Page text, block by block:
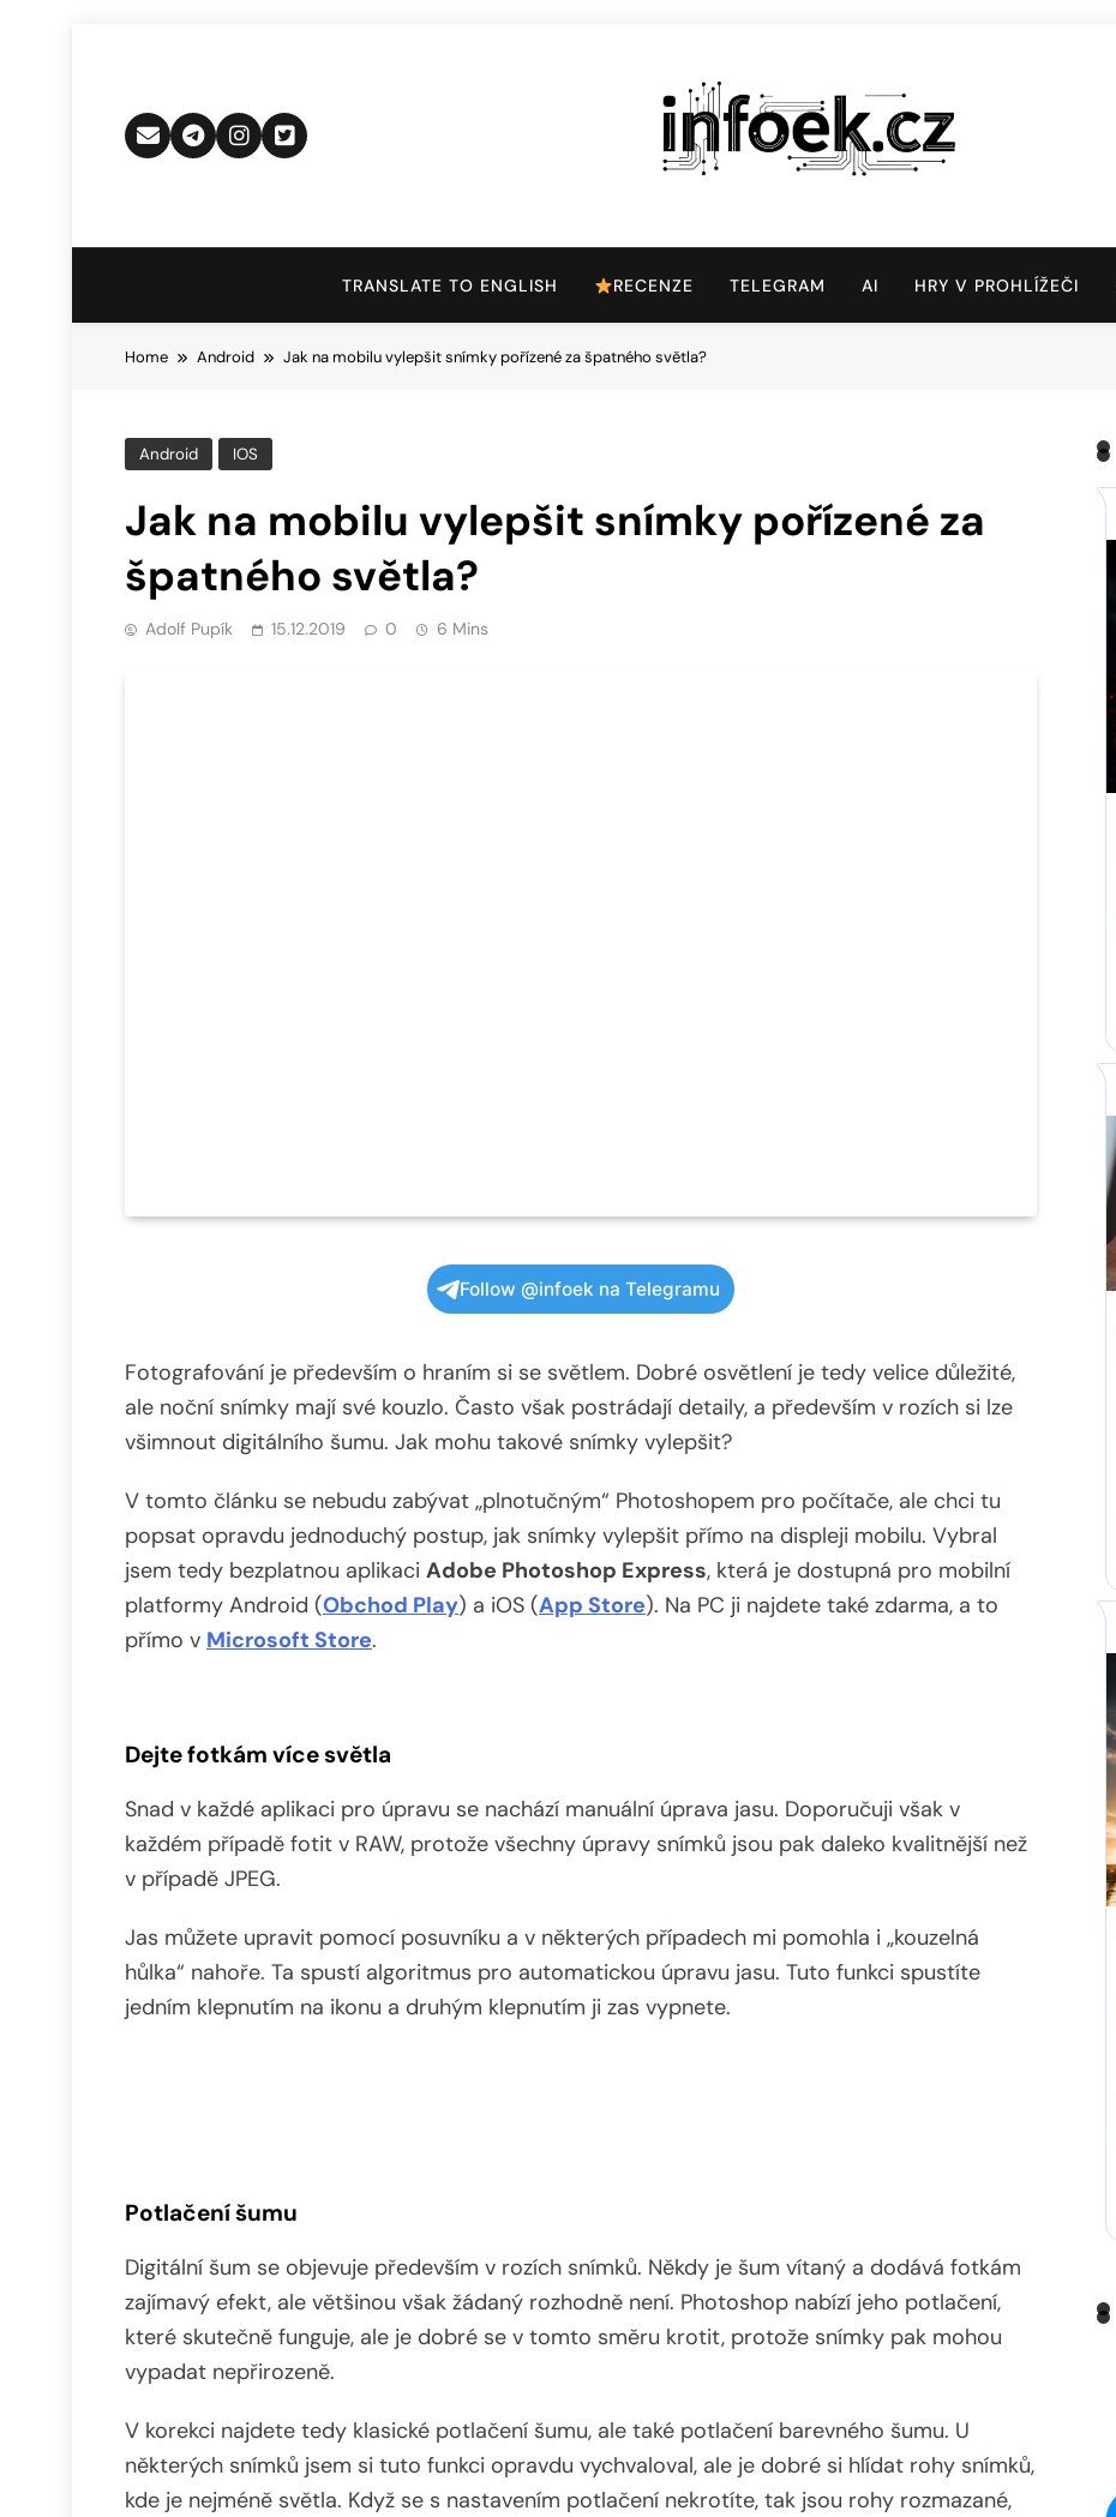
Infoek.cz
TRANSLATE TO ENGLISH RECENZE TELEGRAM AI HRY V PROHLÍŽEČI
Home Android Jak na mobilu vylepšit snímky pořízené za špatného světla?
Android IOS
Jak na mobilu vylepšit snímky pořízené za
špatného světla?
Adolf Pupík 15.12.2019 0 6 Mins
Follow @infoek na Telegramu
Fotografování je především o hraním si se světlem. Dobré osvětlení je tedy velice důležité,
ale noční snímky mají své kouzlo. Často však postrádají detaily, a především v rozích si lze
všimnout digitálního šumu. Jak mohu takové snímky vylepšit?
V tomto článku se nebudu zabývat „plnotučným“ Photoshopem pro počítače, ale chci tu
popsat opravdu jednoduchý postup, jak snímky vylepšit přímo na displeji mobilu. Vybral
jsem tedy bezplatnou aplikaci Adobe Photoshop Express, která je dostupná pro mobilní
platformy Android (Obchod Play) a iOS (App Store). Na PC ji najdete také zdarma, a to
přímo v Microsoft Store.
Dejte fotkám více světla
Snad v každé aplikaci pro úpravu se nachází manuální úprava jasu. Doporučuji však v
každém případě fotit v RAW, protože všechny úpravy snímků jsou pak daleko kvalitnější než
v případě JPEG.
Jas můžete upravit pomocí posuvníku a v některých případech mi pomohla i „kouzelná
hůlka“ nahoře. Ta spustí algoritmus pro automatickou úpravu jasu. Tuto funkci spustíte
jedním klepnutím na ikonu a druhým klepnutím ji zas vypnete.
Potlačení šumu
Digitální šum se objevuje především v rozích snímků. Někdy je šum vítaný a dodává fotkám
zajímavý efekt, ale většinou však žádaný rozhodně není. Photoshop nabízí jeho potlačení,
které skutečně funguje, ale je dobré se v tomto směru krotit, protože snímky pak mohou
vypadat nepřirozeně.
V korekci najdete tedy klasické potlačení šumu, ale také potlačení barevného šumu. U
některých snímků jsem si tuto funkci opravdu vychvaloval, ale je dobré si hlídat rohy snímků,
kde je nejméně světla. Když se s nastavením potlačení nekrotíte, tak jsou rohy rozmazané,